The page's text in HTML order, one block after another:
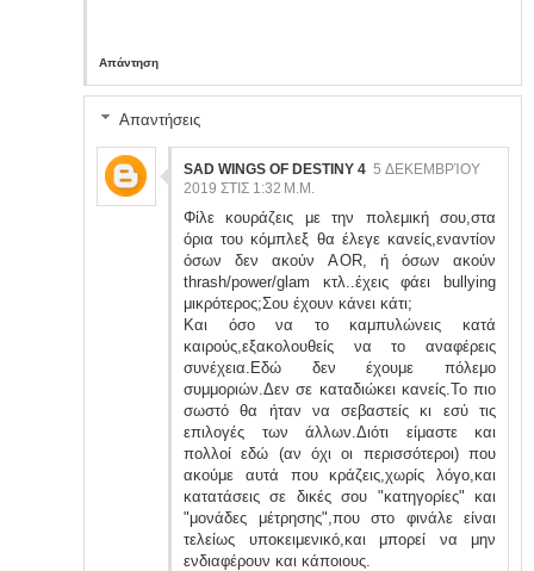
Απάντηση
Απαντήσεις
SAD WINGS OF DESTINY 4 5 ΔΕΚΕΜΒΡΊΟΥ
2019 ΣΤΙΣ 1:32 Μ.Μ.
Φίλε κουράζεις με την πολεμική σου,στα
όρια του κόμπλεξ θα έλεγε κανείς,εναντίον
όσων δεν ακούν AOR, ή όσων ακούν
thrash/power/glam κτλ..έχεις φάει bullying
μικρότερος;Σου έχουν κάνει κάτι;
Και όσο να το καμπυλώνεις κατά
καιρούς,εξακολουθείς να το αναφέρεις
συνέχεια.Εδώ δεν έχουμε πόλεμο
συμμοριών.Δεν σε καταδιώκει κανείς.Το πιο
σωστό θα ήταν να σεβαστείς κι εσύ τις
επιλογές των άλλων.Διότι είμαστε και
πολλοί εδώ (αν όχι οι περισσότεροι) που
ακούμε αυτά που κράζεις,χωρίς λόγο,και
κατατάσεις σε δικές σου "κατηγορίες" και
"μονάδες μέτρησης",που στο φινάλε είναι
τελείως υποκειμενικό,και μπορεί να μην
ενδιαφέρουν και κάποιους.